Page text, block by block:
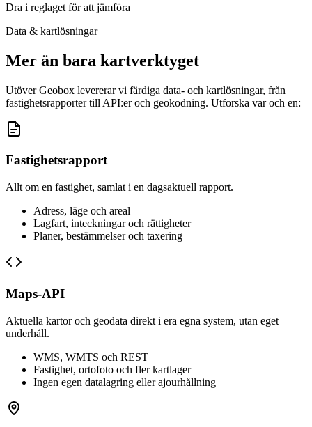
Dra i reglaget för att jämföra
Data & kartlösningar
Mer än bara kartverktyget
Utöver Geobox levererar vi färdiga data- och kartlösningar, från
fastighetsrapporter till API:er och geokodning. Utforska var och en:
Fastighetsrapport
Allt om en fastighet, samlat i en dagsaktuell rapport.
Adress, läge och areal
Lagfart, inteckningar och rättigheter
Planer, bestämmelser och taxering
Maps-API
Aktuella kartor och geodata direkt i era egna system, utan eget
underhåll.
WMS, WMTS och REST
Fastighet, ortofoto och fler kartlager
Ingen egen datalagring eller ajourhållning